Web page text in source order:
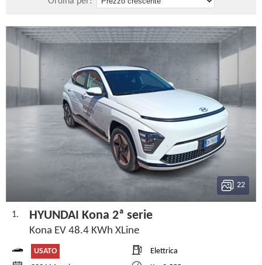
22
1. HYUNDAI Kona 2ª serie
Kona EV 48.4 KWh XLine
USATO
Elettrica